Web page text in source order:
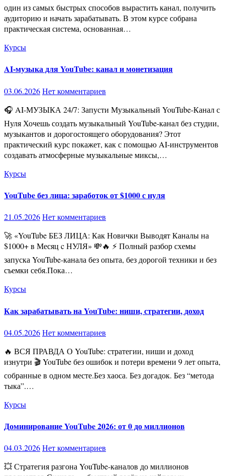
один из самых быстрых способов вырастить канал, получить
аудиторию и начать зарабатывать. В этом курсе собрана
практическая система, основанная…
Курсы
AI-музыка для YouTube: канал и монетизация
03.06.2026Нет комментариев
🎧 AI-МУЗЫКА 24/7: Запусти Музыкальный YouTube-Канал с
Нуля Хочешь создать музыкальный YouTube-канал без студии,
музыкантов и дорогостоящего оборудования? Этот
практический курс покажет, как с помощью AI-инструментов
создавать атмосферные музыкальные миксы,…
Курсы
YouTube без лица: заработок от $1000 с нуля
21.05.2026Нет комментариев
🚀 «YouTube БЕЗ ЛИЦА: Как Новички Выводят Каналы на
$1000+ в Месяц c НУЛЯ» 💸🔥 ⚡ Полный разбор схемы
запуска YouTube-канала без опыта, без дорогой техники и без
съемки себя.Пока…
Курсы
Как зарабатывать на YouTube: ниши, стратегии, доход
04.05.2026Нет комментариев
🔥 ВСЯ ПРАВДА О YouTube: стратегии, ниши и доход
изнутри 🎬 YouTube без ошибок и потери времени 9 лет опыта,
собранные в одном месте.Без хаоса. Без догадок. Без “метода
тыка”.…
Курсы
Доминирование YouTube 2026: от 0 до миллионов
04.03.2026Нет комментариев
💥 Стратегия разгона YouTube-каналов до миллионов